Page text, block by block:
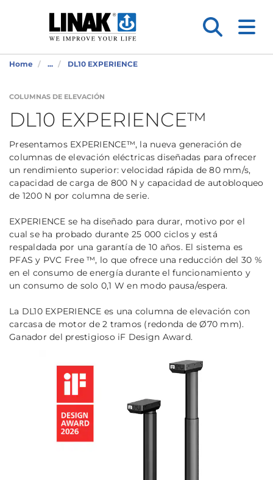
Home ... DL10 EXPERIENCE
COLUMNAS DE ELEVACIÓN
DL10 EXPERIENCE™
Presentamos EXPERIENCE™, la nueva generación de
columnas de elevación eléctricas diseñadas para ofrecer
un rendimiento superior: velocidad rápida de 80 mm/s,
capacidad de carga de 800 N y capacidad de autobloqueo
de 1200 N por columna de serie.
EXPERIENCE se ha diseñado para durar, motivo por el
cual se ha probado durante 25 000 ciclos y está
respaldada por una garantía de 10 años. El sistema es
PFAS y PVC Free ™, lo que ofrece una reducción del 30 %
en el consumo de energía durante el funcionamiento y
un consumo de solo 0,1 W en modo pausa/espera.
La DL10 EXPERIENCE es una columna de elevación con
carcasa de motor de 2 tramos (redonda de Ø70 mm).
Ganador del prestigioso iF Design Award.